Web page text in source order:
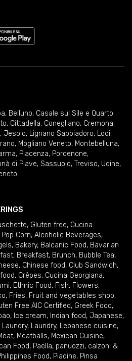
, Belluno, Casale sul Sile e Quarto
, Cittadella, Conegliano, Cremona,
, Jesolo, Lignano Sabbiadoro, Lodi,
, Mogliano Veneto, Montebelluna,
, Piacenza, Pordenone,
di Piave, Sassuolo, Treviso, Udine,
, Gluten free, Cucina
Pop Corn, Alcoholic Beverages,
, Bakery, Balcanic Food, Bavarian
, Breakfast, Brunch, Bubble Tea,
, Chinese food, Club Sandwich,
, Crêpes, Cucina Georgiana,
, Ethnic Food, Fish, Flowers,
, Fries, Fruit and vegetables shop,
Free AIC Certified, Greek Food,
, Ice cream, Indian food, Japanese,
Laundry, Laundry, Lebanese cuisine,
, Meatballs, Mexican Cuisine,
Food, Paella, panuozzi, calzoni &
Food, Piadine, Pinsa